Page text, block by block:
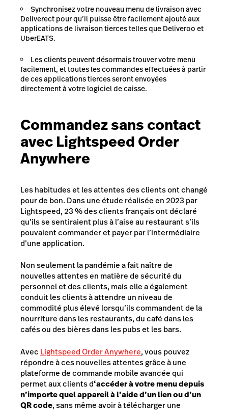
Synchronisez votre nouveau menu de livraison avec
Deliverect pour qu’il puisse être facilement ajouté aux
applications de livraison tierces telles que Deliveroo et
UberEATS.
Les clients peuvent désormais trouver votre menu
facilement, et toutes les commandes effectuées à partir
de ces applications tierces seront envoyées
directement à votre logiciel de caisse.
Commandez sans contact
avec Lightspeed Order
Anywhere
Les habitudes et les attentes des clients ont changé
pour de bon. Dans une étude réalisée en 2023 par
Lightspeed, 23 % des clients français ont déclaré
qu’ils se sentiraient plus à l’aise au restaurant s’ils
pouvaient commander et payer par l’intermédiaire
d’une application.
Non seulement la pandémie a fait naître de
nouvelles attentes en matière de sécurité du
personnel et des clients, mais elle a également
conduit les clients à attendre un niveau de
commodité plus élevé lorsqu’ils commandent de la
nourriture dans les restaurants, du café dans les
cafés ou des bières dans les pubs et les bars.
Avec Lightspeed Order Anywhere, vous pouvez
répondre à ces nouvelles attentes grâce à une
plateforme de commande mobile avancée qui
permet aux clients d‘accéder à votre menu depuis
n’importe quel appareil à l’aide d’un lien ou d’un
QR code, sans même avoir à télécharger une